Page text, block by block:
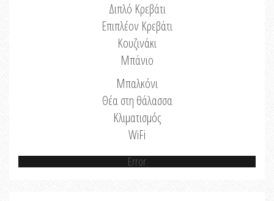
Διπλό Κρεβάτι
Επιπλέον Κρεβάτι
Κουζινάκι
Μπάνιο
Μπαλκόνι
Θέα στη θάλασσα
Κλιματισμός
WiFi
Error